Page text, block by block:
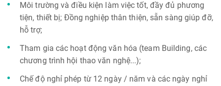
Môi trường và điều kiện làm việc tốt, đầy đủ phương
tiện, thiết bị; Đồng nghiệp thân thiện, sẵn sàng giúp đỡ,
hỗ trợ;
Tham gia các hoạt động văn hóa (team Building, các
chương trình hội thao văn nghệ...);
Chế độ nghỉ phép từ 12 ngày / năm và các ngày nghỉ